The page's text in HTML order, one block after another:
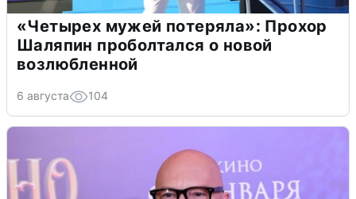
«Четырех мужей потеряла»: Прохор
Шаляпин проболтался о новой
возлюбленной
6 августа 104